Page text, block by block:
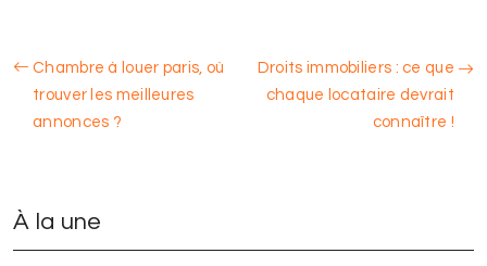
Chambre à louer paris, où
trouver les meilleures
annonces ?
Droits immobiliers : ce que
chaque locataire devrait
connaître !
À la une